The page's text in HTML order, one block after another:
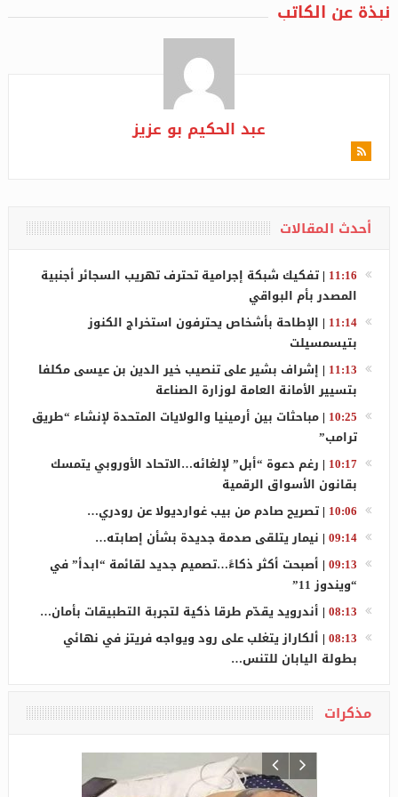
نبذة عن الكاتب
عبد الحكيم بو عزيز
أحدث المقالات
11:16
| تفكيك شبكة إجرامية تحترف تهريب السجائر أجنبية
المصدر بأم البواقي
11:14
| الإطاحة بأشخاص يحترفون استخراج الكنوز
بتيسمسيلت
11:13
| إشراف بشير على تنصيب خير الدين بن عيسى مكلفا
بتسيير الأمانة العامة لوزارة الصناعة
10:25
| مباحثات بين أرمينيا والولايات المتحدة لإنشاء “طريق
ترامب”
10:17
| رغم دعوة “أبل” لإلغائه…الاتحاد الأوروبي يتمسك
بقانون الأسواق الرقمية
10:06
| تصريح صادم من بيب غوارديولا عن رودري…
09:14
| نيمار يتلقى صدمة جديدة بشأن إصابته…
09:13
| أصبحت أكثر ذكاءً…تصميم جديد لقائمة “ابدأ” في
“ويندوز 11”
08:13
| أندرويد يقدّم طرقا ذكية لتجربة التطبيقات بأمان…
08:13
| ألكاراز يتغلب على رود ويواجه فريتز في نهائي
بطولة اليابان للتنس…
مذكرات